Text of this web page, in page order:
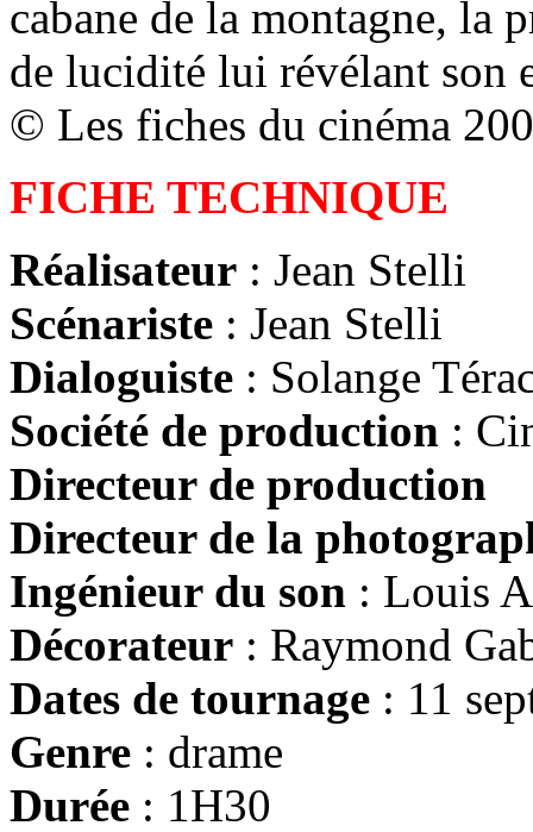
cabane de la montagne, la
de lucidité lui révélant son
© Les fiches du cinéma
FICHE TECHNIQUE
Réalisateur : Jean Stelli
Scénariste : Jean Stelli
Dialoguiste : Solange
Société de production :
Directeur de production
Directeur de la
Ingénieur du son : Louis
Décorateur : Raymond
Dates de tournage : 11
Genre : drame
Durée : 1H30